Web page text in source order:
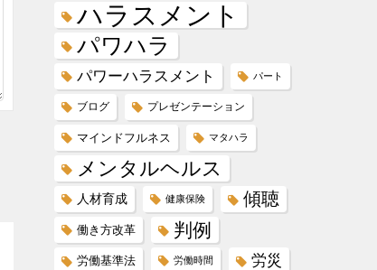
ハラスメント
パワハラ
パワーハラスメント パート
ブログ プレゼンテーション
マインドフルネス マタハラ
メンタルヘルス
人材育成 健康保険 傾聴
働き方改革 判例
労働基準法 労働時間 労災